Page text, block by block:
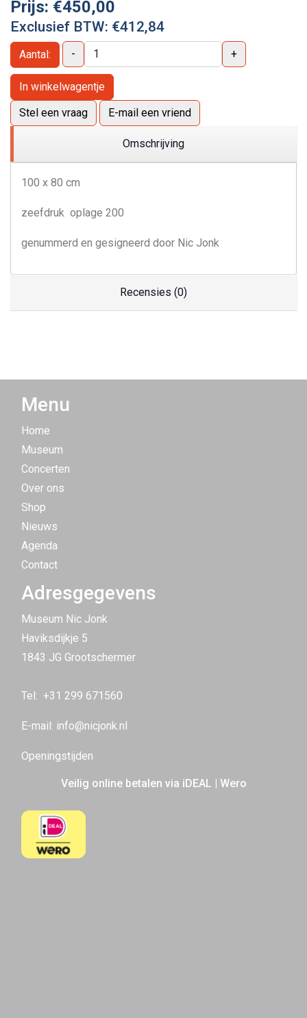
Prijs: €450,00
Exclusief BTW: €412,84
Aantal: - +
In winkelwagentje
Stel een vraag
E-mail een vriend
Omschrijving
100 x 80 cm
zeefdruk oplage 200
genummerd en gesigneerd door Nic Jonk
Recensies (0)
Menu
Home
Museum
Concerten
Over ons
Shop
Nieuws
Agenda
Contact
Adresgegevens
Museum Nic Jonk
Haviksdijkje 5
1843 JG Grootschermer
Tel:+31 299 671560
E-mail: info@nicjonk.nl
Openingstijden
Veilig online betalen via iDEAL | Wero